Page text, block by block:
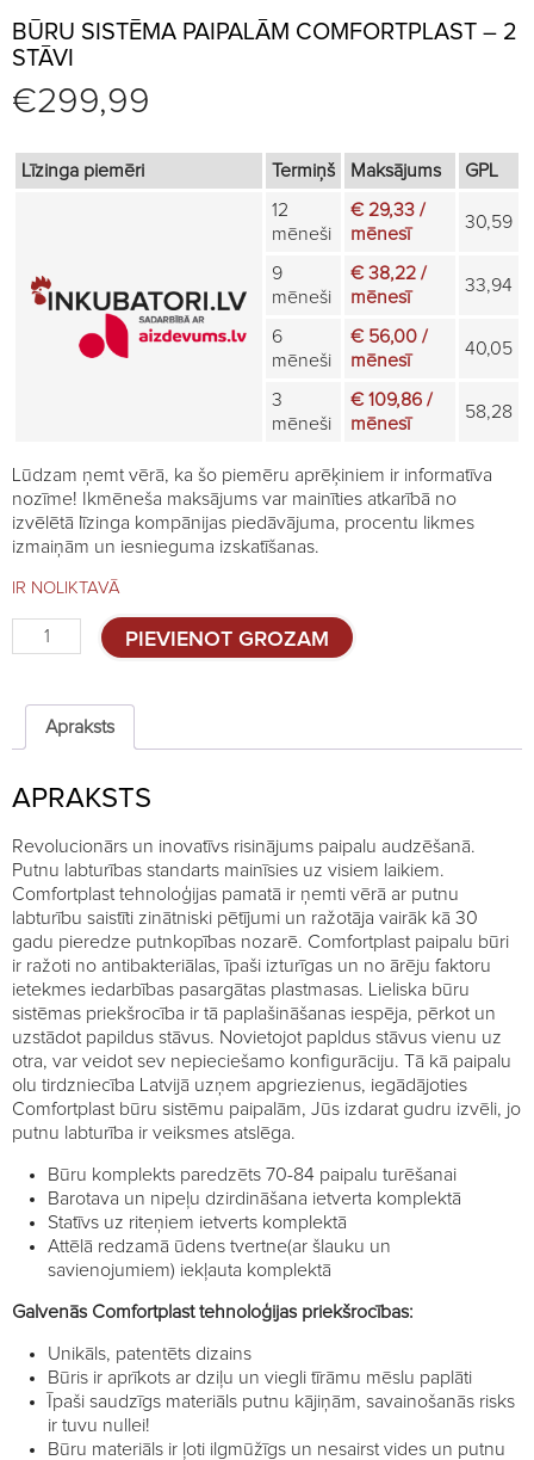
BŪRU SISTĒMA PAIPALĀM COMFORTPLAST – 2
STĀVI
€299,99
Līzinga piemēri Termiņš Maksājums GPL
12
mēneši
€ 29,33 /
mēnesī
30,59
9
mēneši
€ 38,22 /
mēnesī
33,94
6
mēneši
€ 56,00 /
mēnesī
40,05
3
mēneši
€ 109,86 /
mēnesī
58,28
Lūdzam ņemt vērā, ka šo piemēru aprēķiniem ir informatīva
nozīme! Ikmēneša maksājums var mainīties atkarībā no
izvēlētā līzinga kompānijas piedāvājuma, procentu likmes
izmaiņām un iesnieguma izskatīšanas.
IR NOLIKTAVĀ
Būru
sistēma
Comfortplast
2
quantity
PIEVIENOT GROZAM
Apraksts
APRAKSTS
Revolucionārs un inovatīvs risinājums paipalu audzēšanā.
Putnu labturības standarts mainīsies uz visiem laikiem.
Comfortplast tehnoloģijas pamatā ir ņemti vērā ar putnu
labturību saistīti zinātniski pētījumi un ražotāja vairāk kā 30
gadu pieredze putnkopības nozarē. Comfortplast paipalu būri
ir ražoti no antibakteriālas, īpaši izturīgas un no ārēju faktoru
ietekmes iedarbības pasargātas plastmasas. Lieliska būru
sistēmas priekšrocība ir tā paplašināšanas iespēja, pērkot un
uzstādot papildus stāvus. Novietojot papldus stāvus vienu uz
otra, var veidot sev nepieciešamo konfigurāciju. Tā kā paipalu
olu tirdzniecība Latvijā uzņem apgriezienus, iegādājoties
Comfortplast būru sistēmu paipalām, Jūs izdarat gudru izvēli, jo
putnu labturība ir veiksmes atslēga.
Būru komplekts paredzēts 70-84 paipalu turēšanai
Barotava un nipeļu dzirdināšana ietverta komplektā
Statīvs uz riteņiem ietverts komplektā
Attēlā redzamā ūdens tvertne(ar šlauku un
savienojumiem) iekļauta komplektā
Galvenās Comfortplast tehnoloģijas priekšrocības:
Unikāls, patentēts dizains
Būris ir aprīkots ar dziļu un viegli tīrāmu mēslu paplāti
Īpaši saudzīgs materiāls putnu kājiņām, savainošanās risks
ir tuvu nullei!
Būru materiāls ir ļoti ilgmūžīgs un nesairst vides un putnu